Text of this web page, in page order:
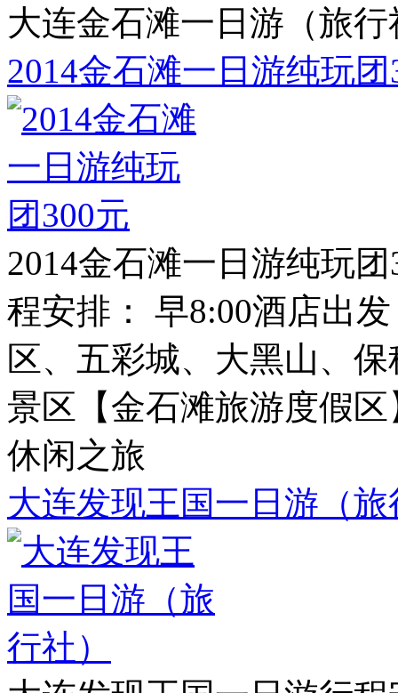
大连金石滩一日游（旅行
2014金石滩一日游纯玩团
2014金石滩一日游纯玩
程安排： 早8:00酒店出
区、五彩城、大黑山、
景区【金石滩旅游度假
休闲之旅
大连发现王国一日游（旅